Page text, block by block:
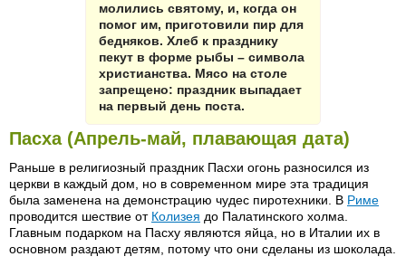
молились святому, и, когда он
помог им, приготовили пир для
бедняков. Хлеб к празднику
пекут в форме рыбы – символа
христианства. Мясо на столе
запрещено: праздник выпадает
на первый день поста.
Пасха (Апрель-май, плавающая дата)
Раньше в религиозный праздник Пасхи огонь разносился из
церкви в каждый дом, но в современном мире эта традиция
была заменена на демонстрацию чудес пиротехники. В Риме
проводится шествие от Колизея до Палатинского холма.
Главным подарком на Пасху являются яйца, но в Италии их в
основном раздают детям, потому что они сделаны из шоколада.